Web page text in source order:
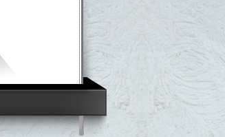
PDFで閲覧する